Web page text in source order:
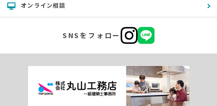
オンライン相談
SNSをフォロー